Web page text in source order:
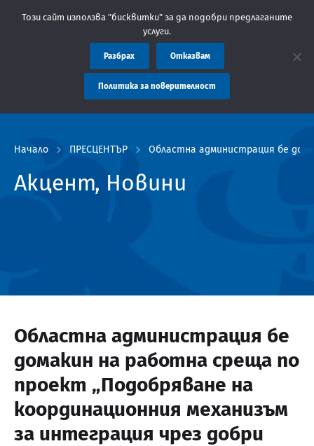
администрация Пловдив препоръчва заплащането на
Начало ПРЕСЦЕНТЪР Областна администрация бе
Акцент, Новини
Областна администрация бе
домакин на работна среща по
проект „Подобряване на
координационния механизъм
за интеграция чрез добри
Този сайт използва "бисквитки" за да подобри предлаганите
услуги.
Разбрах Отказвам
Политика за поверителност